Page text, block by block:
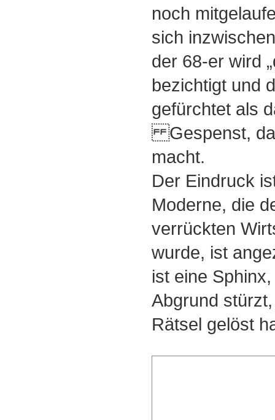
noch
sich
der 68-er wird
bezichtigt und
gefürchtet als
Gespenst,
macht.
Der Eindruck
Moderne, die
verrückten
wurde, ist
ist eine
Abgrund
Rätsel gelöst